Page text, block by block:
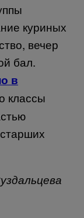
куриных
вечер
бал.
в
классы